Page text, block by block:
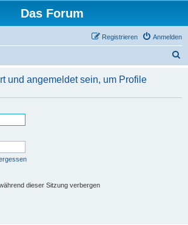
Das Forum
Anmelden
Registrieren
h
und angemeldet sein, um Profile
dieser Sitzung verbergen